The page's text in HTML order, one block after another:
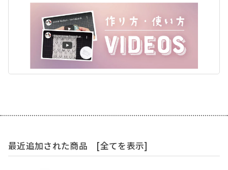
最近追加された商品 [全てを表示]